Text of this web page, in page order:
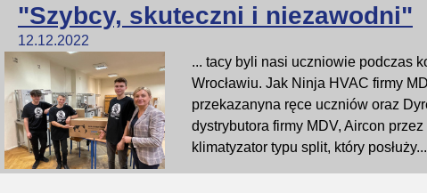
"Szybcy, skuteczni i niezawodni"
12.12.2022
... tacy byli nasi uczniowie podczas
Wrocławiu. Jak Ninja HVAC firmy
przekazanyna ręce uczniów oraz
dystrybutora firmy MDV, Aircon
klimatyzator typu split, który posłuży...